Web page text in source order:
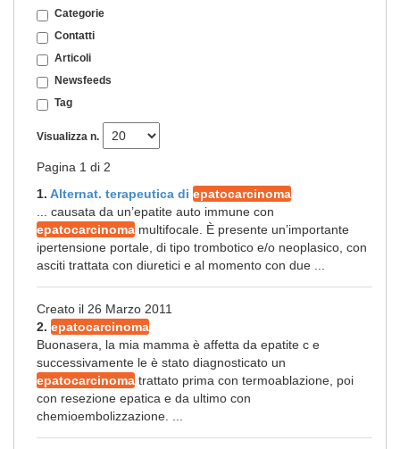
Categorie
Contatti
Articoli
Newsfeeds
Tag
Visualizza n.
Pagina 1 di 2
1. Alternat. terapeutica di epatocarcinoma
... causata da un’epatite auto immune con
epatocarcinoma multifocale. È presente un’importante
ipertensione portale, di tipo trombotico e/o neoplasico, con
asciti trattata con diuretici e al momento con due ...
Creato il 26 Marzo 2011
2. epatocarcinoma
Buonasera, la mia mamma è affetta da epatite c e
successivamente le è stato diagnosticato un
epatocarcinoma trattato prima con termoablazione, poi
con resezione epatica e da ultimo con
chemioembolizzazione. ...